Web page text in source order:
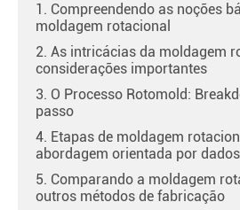
1. Compreendendo as noções
moldagem rotacional
2. As intricácias da moldagem
considerações importantes
3. O Processo Rotomold:
passo
4. Etapas de moldagem
abordagem orientada por dados
5. Comparando a moldagem
outros métodos de fabricação